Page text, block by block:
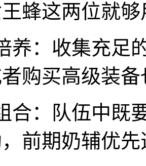
蜂这两位就
养：收集充足
购买高级装
合：队伍中既
前期奶辅优